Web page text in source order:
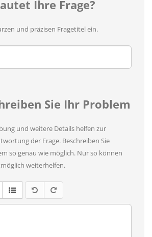
Ihre Frage?
und präzisen Fragetitel ein.
Sie Ihr Problem
und weitere Details helfen zur
der Frage. Beschreiben Sie
so genau wie möglich. Nur so können
weiterhelfen.